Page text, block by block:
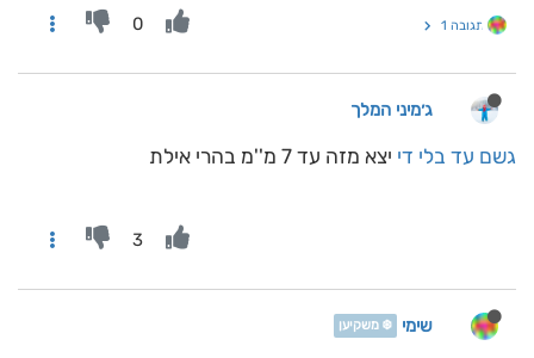
תגובה 1 0
ג׳מיני המלך
גשם עד בלי די יצא מזה עד 7 מ''מ בהרי אילת
3
שימי ❄️ משקיען